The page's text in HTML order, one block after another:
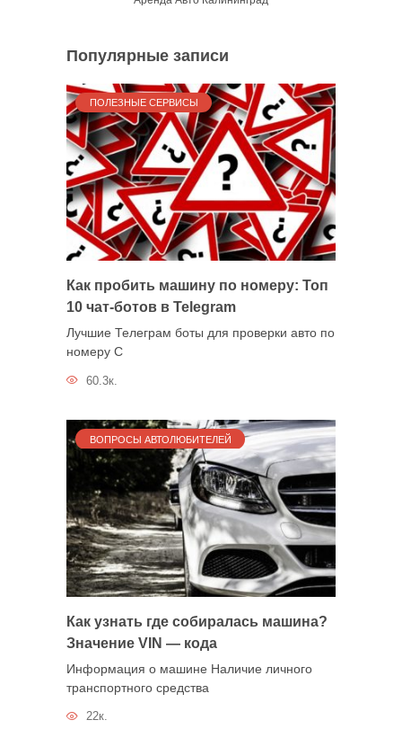
Популярные записи
ПОЛЕЗНЫЕ СЕРВИСЫ
Как пробить машину по номеру: Топ
10 чат-ботов в Telegram
Лучшие Телеграм боты для проверки авто по
номеру С
60.3к.
ВОПРОСЫ АВТОЛЮБИТЕЛЕЙ
Как узнать где собиралась машина?
Значение VIN — кода
Информация о машине Наличие личного
транспортного средства
22к.